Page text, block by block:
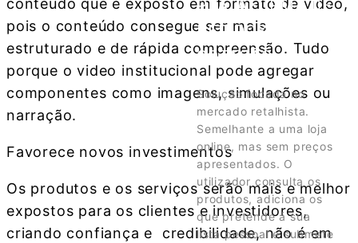
PLATAFORMA DE
PEDIDOS DE
COTAÇÃO
Solução focada no
mercado retalhista.
Semelhante a uma loja
online, mas sem preços
apresentados. O
utilizador consulta os
produtos, adiciona os
que pretende á sua
lista pessoal e submete
conteúdo que é exposto em formato de vídeo,
pois o conteúdo consegue ser mais
estruturado e de rápida compreensão. Tudo
porque o video institucional pode agregar
componentes como imagens, simulações ou
narração.
Favorece novos investimentos
Os produtos e os serviços serão mais e melhor
expostos para os clientes e investidores,
criando confiança e credibilidade, não é em